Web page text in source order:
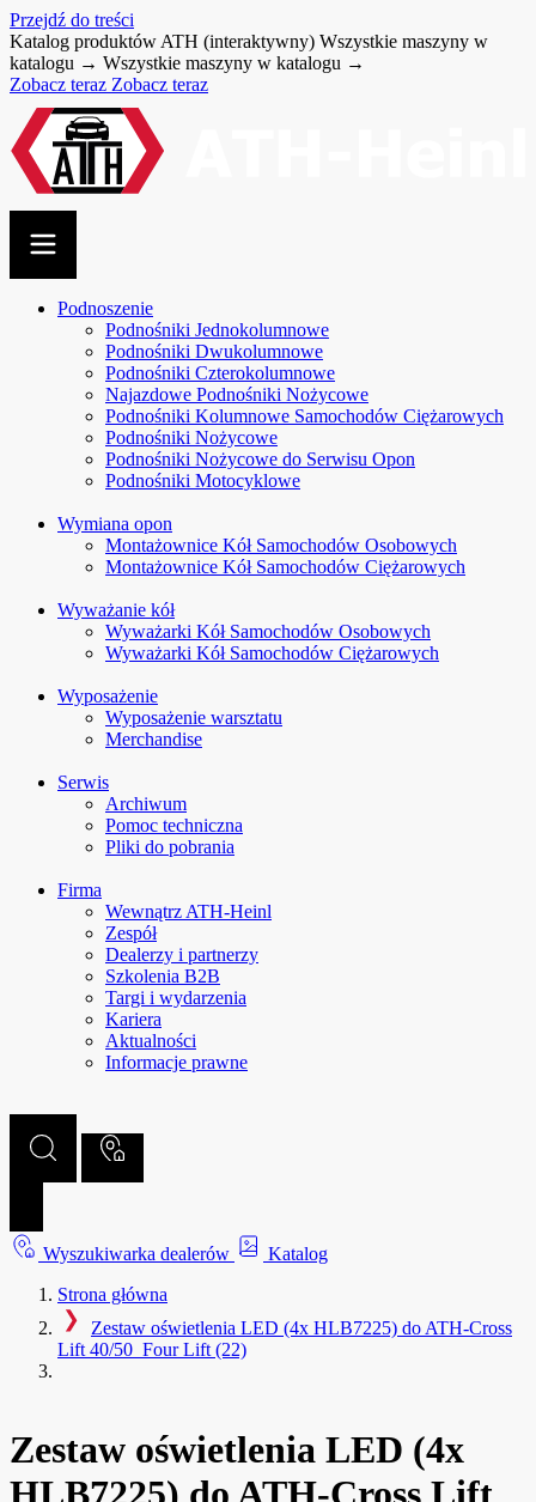
Przejdź do treści
Katalog produktów ATH (interaktywny) Wszystkie maszyny w
katalogu → Wszystkie maszyny w katalogu →
Zobacz teraz Zobacz teraz
Podnoszenie
Podnośniki Jednokolumnowe
Podnośniki Dwukolumnowe
Podnośniki Czterokolumnowe
Najazdowe Podnośniki Nożycowe
Podnośniki Kolumnowe Samochodów Ciężarowych
Podnośniki Nożycowe
Podnośniki Nożycowe do Serwisu Opon
Podnośniki Motocyklowe
Wymiana opon
Montażownice Kół Samochodów Osobowych
Montażownice Kół Samochodów Ciężarowych
Wyważanie kół
Wyważarki Kół Samochodów Osobowych
Wyważarki Kół Samochodów Ciężarowych
Wyposażenie
Wyposażenie warsztatu
Merchandise
Serwis
Archiwum
Pomoc techniczna
Pliki do pobrania
Firma
Wewnątrz ATH-Heinl
Zespół
Dealerzy i partnerzy
Szkolenia B2B
Targi i wydarzenia
Kariera
Aktualności
Informacje prawne
Wyszukiwarka dealerów
Katalog
Strona główna
Zestaw oświetlenia LED (4x HLB7225) do ATH-Cross
Lift 40/50_Four Lift (22)
Zestaw oświetlenia LED (4x
HLB7225) do ATH-Cross Lift